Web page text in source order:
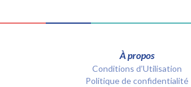
À propos
Conditions d’Utilisation
Politique de confidentialité